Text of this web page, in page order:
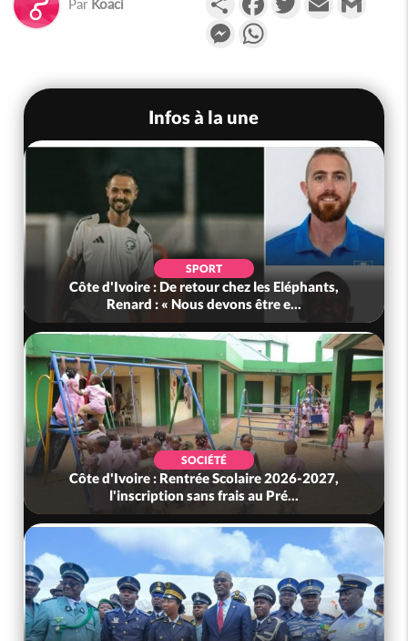
Par Koaci
Messenger
Infos à la une
SPORT
Côte d'Ivoire : De retour chez les Eléphants,
Renard : « Nous devons être e...
SOCIÉTÉ
Côte d'Ivoire : Rentrée Scolaire 2026-2027,
l'inscription sans frais au Pré...